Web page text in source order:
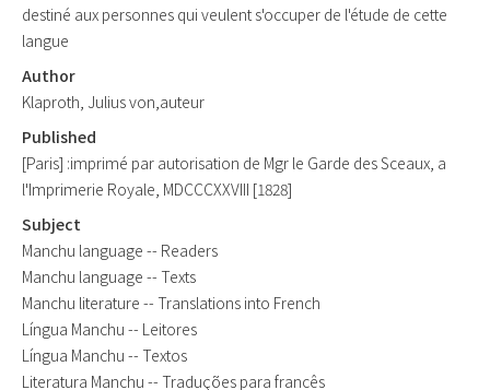
destiné aux personnes qui veulent s'occuper de l'étude de cette
langue
Author
Klaproth, Julius von,auteur
Published
[Paris] :imprimé par autorisation de Mgr le Garde des Sceaux, a
l'Imprimerie Royale, MDCCCXXVIII [1828]
Subject
Manchu language -- Readers
Manchu language -- Texts
Manchu literature -- Translations into French
Língua Manchu -- Leitores
Língua Manchu -- Textos
Literatura Manchu -- Traduções para francês